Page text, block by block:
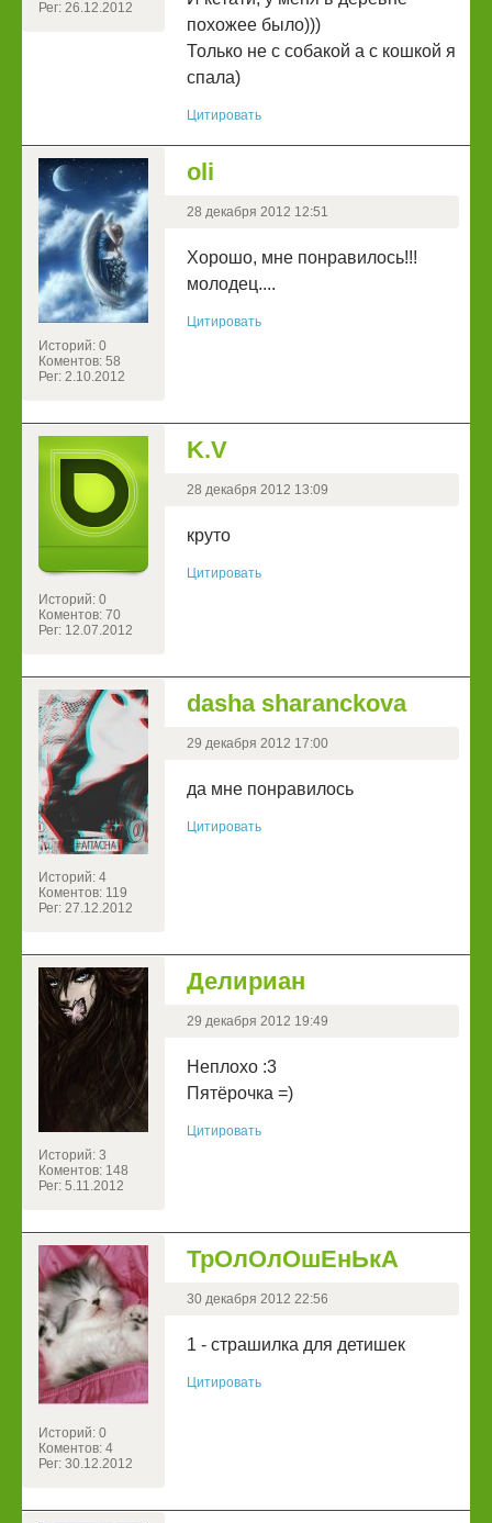
Рег: 26.12.2012
похожее было)))
Только не с собакой а с кошкой я
спала)
Цитировать
Историй: 0
Коментов: 58
Рег: 2.10.2012
oli
28 декабря 2012 12:51
Хорошо, мне понравилось!!!
молодец....
Цитировать
Историй: 0
Коментов: 70
Рег: 12.07.2012
K.V
28 декабря 2012 13:09
круто
Цитировать
Историй: 4
Коментов: 119
Рег: 27.12.2012
dasha sharanckova
29 декабря 2012 17:00
да мне понравилось
Цитировать
Историй: 3
Коментов: 148
Рег: 5.11.2012
Делириан
29 декабря 2012 19:49
Неплохо :3
Пятёрочка =)
Цитировать
Историй: 0
Коментов: 4
Рег: 30.12.2012
ТрОлОлОшЕнЬкА
30 декабря 2012 22:56
1 - страшилка для детишек
Цитировать